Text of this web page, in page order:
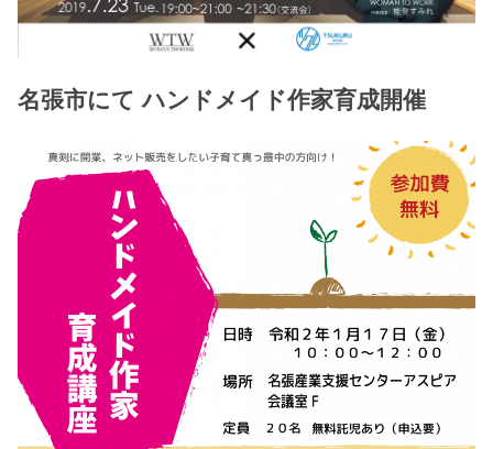
名張市にて ハンドメイド作家育成開催